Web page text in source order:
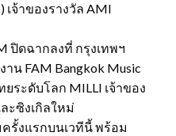
เจ้าของรางวัล AMI
ปิดฉากลงที่ กรุงเทพฯ
น FAM Bangkok Music
ระดับโลก MILLI เจ้าของ
ะซิงเกิลใหม่
ครั้งแรกบนเวทีนี้ พร้อม